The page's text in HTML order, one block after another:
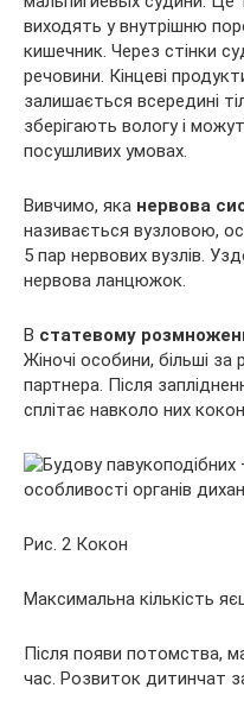
виходять у внутрішню
кишечник. Через стінки
речовини. Кінцеві
залишається всередині
зберігають вологу і
посушливих умовах.
Вивчимо, яка нервова
називається вузловою,
5 пар нервових вузлів.
нервова ланцюжок.
В статевому
Жіночі особини, більші за
партнера. Після
сплітає навколо них
Рис. 2 Кокон
Максимальна кількість
Після появи потомства,
час. Розвиток дитинчат